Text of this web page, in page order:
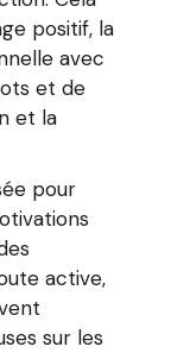
positif, la
avec
et de
et la
pour
active,
sur les